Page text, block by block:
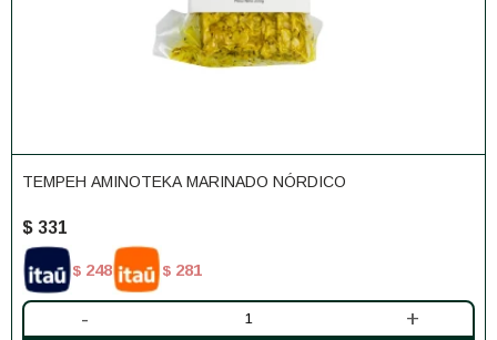
TEMPEH AMINOTEKA MARINADO NÓRDICO
$ 331
$ 248 $ 281
- +